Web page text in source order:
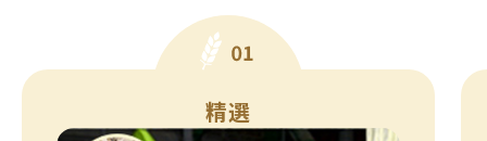
精選